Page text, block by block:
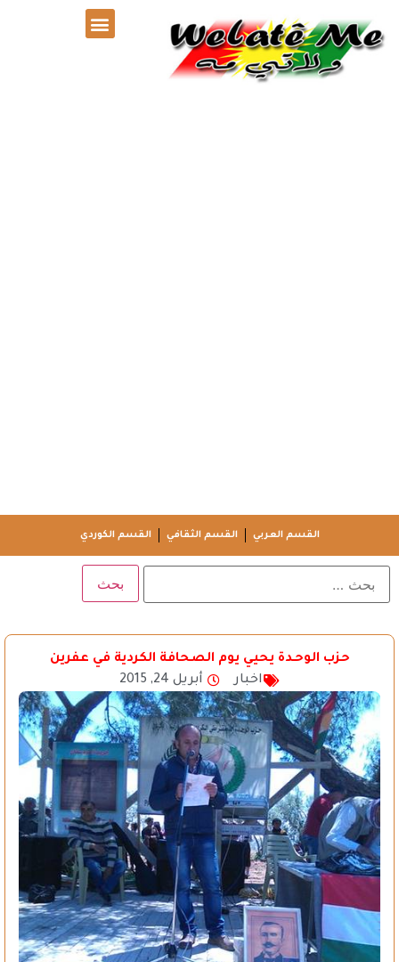
القسم العربي القسم الثقافي القسم الكوردي
حزب الوحـدة يحيي يوم الصحافة الكردية في عفرين
اخبار
أبريل 24, 2015